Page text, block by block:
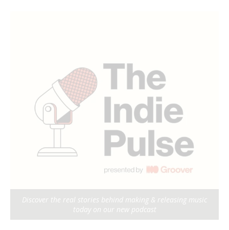
Discover the real stories behind making & releasing music
today on our new podcast